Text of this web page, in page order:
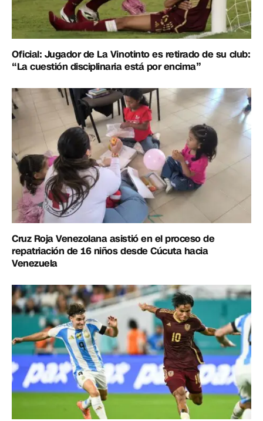
Oficial: Jugador de La Vinotinto es retirado de su club:
“La cuestión disciplinaria está por encima”
Cruz Roja Venezolana asistió en el proceso de
repatriación de 16 niños desde Cúcuta hacia
Venezuela